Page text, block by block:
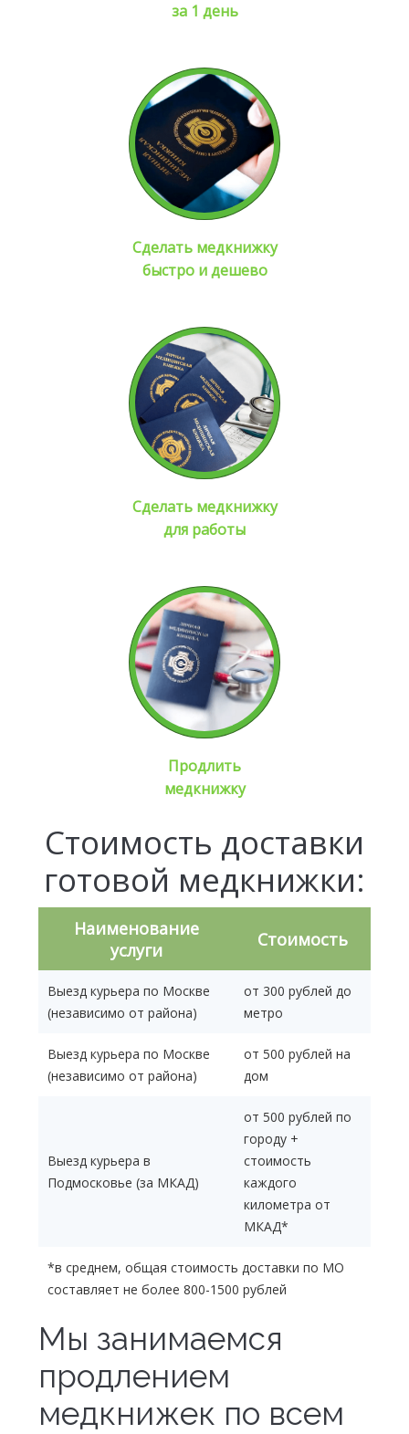
за 1 день
Сделать медкнижку
быстро и дешево
Сделать медкнижку
для работы
Продлить
медкнижку
Стоимость доставки
готовой медкнижки:
Наименование
услуги
Стоимость
Выезд курьера по Москве
(независимо от района)
от 300 рублей до
метро
Выезд курьера по Москве
(независимо от района)
от 500 рублей на
дом
Выезд курьера в
Подмосковье (за МКАД)
от 500 рублей по
городу +
стоимость
каждого
километра от
МКАД*
*в среднем, общая стоимость доставки по МО
составляет не более 800-1500 рублей
Мы занимаемся
продлением
медкнижек по всем